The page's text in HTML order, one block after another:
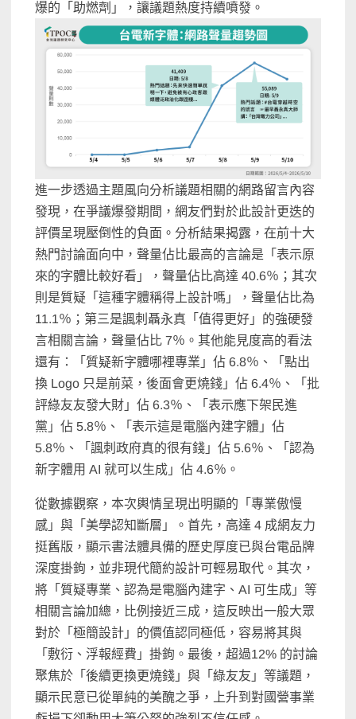
爆的「助燃劑」，讓議題熱度持續噴發。
進一步透過主題風向分析議題相關的網路留言內容
發現，在爭議爆發期間，網友們對於此設計更迭的
評價呈現壓倒性的負面。分析結果揭露，在前十大
熱門討論面向中，聲量佔比最高的言論是「表示原
來的字體比較好看」，聲量佔比高達 40.6％；其次
則是質疑「這種字體稱得上設計嗎」，聲量佔比為
11.1％；第三是諷刺聶永真「值得更好」的強硬發
言相關言論，聲量佔比 7％。其他能見度高的看法
還有：「質疑新字體哪裡專業」佔 6.8％、「點出
換 Logo 只是前菜，後面會更燒錢」佔 6.4％、「批
評綠友友發大財」佔 6.3％、「表示應下架民進
黨」佔 5.8％、「表示這是電腦內建字體」佔
5.8％、「諷刺政府真的很有錢」佔 5.6％、「認為
新字體用 AI 就可以生成」佔 4.6％。
從數據觀察，本次輿情呈現出明顯的「專業傲慢
感」與「美學認知斷層」。首先，高達 4 成網友力
挺舊版，顯示書法體具備的歷史厚度已與台電品牌
深度掛鉤，並非現代簡約設計可輕易取代。其次，
將「質疑專業、認為是電腦內建字、AI 可生成」等
相關言論加總，比例接近三成，這反映出一般大眾
對於「極簡設計」的價值認同極低，容易將其與
「敷衍、浮報經費」掛鉤。最後，超過12% 的討論
聚焦於「後續更換更燒錢」與「綠友友」等議題，
顯示民意已從單純的美醜之爭，上升到對國營事業